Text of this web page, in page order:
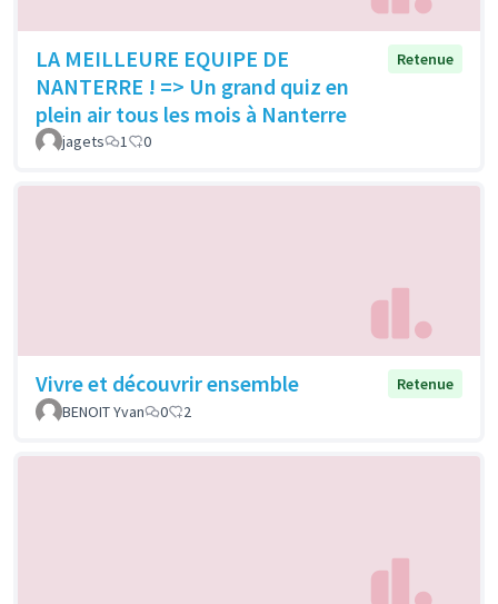
LA MEILLEURE EQUIPE DE
NANTERRE ! => Un grand quiz en
plein air tous les mois à Nanterre
Retenue
jagets 1 0
Vivre et découvrir ensemble
Retenue
BENOIT Yvan
0 2